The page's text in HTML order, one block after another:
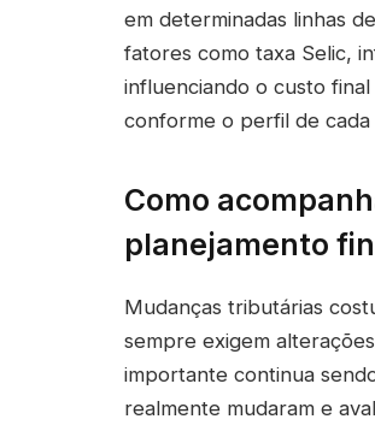
em determinadas linhas
fatores como taxa Selic,
influenciando o custo
conforme o perfil de
Como
planejamento
Mudanças tributárias
sempre exigem
importante continua
realmente mudaram e